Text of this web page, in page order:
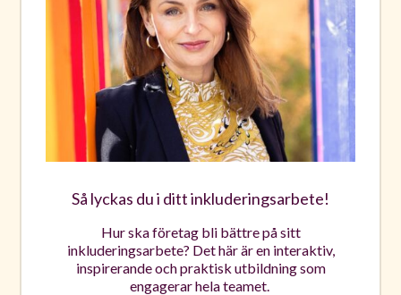
Så lyckas du i ditt inkluderingsarbete!
Hur ska företag bli bättre på sitt
inkluderingsarbete? Det här är en interaktiv,
inspirerande och praktisk utbildning som
engagerar hela teamet.